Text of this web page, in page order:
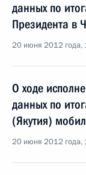
данных по
Президента в
20 июня 2012 года,
О ходе
данных по
(Якутия)
20 июня 2012 года,